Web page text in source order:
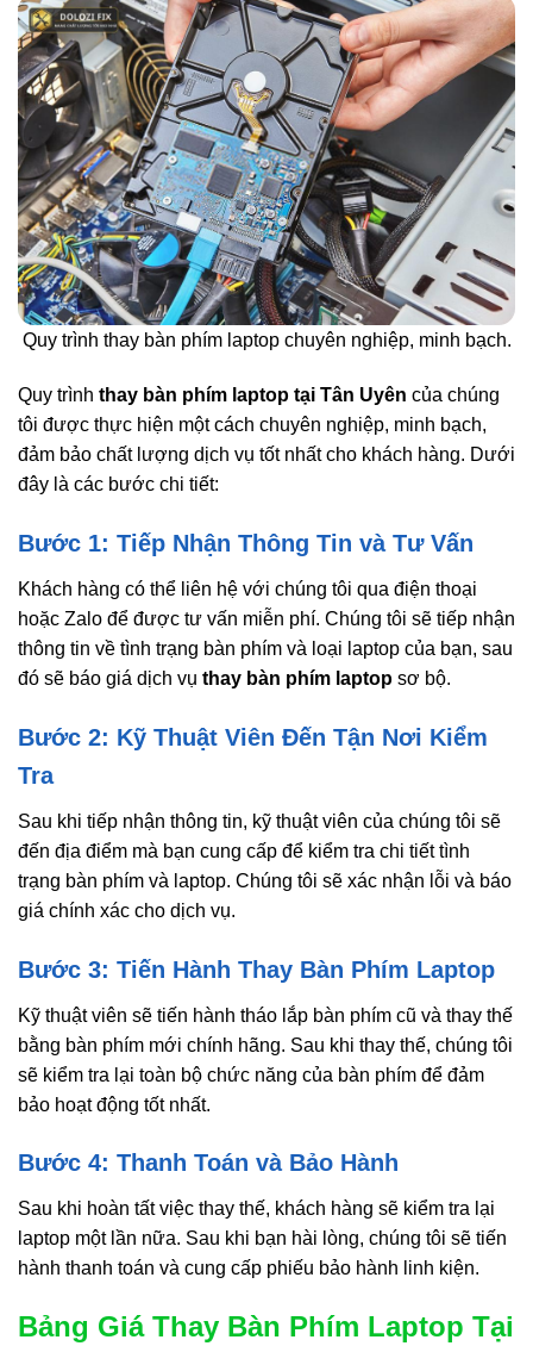
Quy trình thay bàn phím laptop chuyên nghiệp, minh bạch.
Quy trình thay bàn phím laptop tại Tân Uyên của chúng
tôi được thực hiện một cách chuyên nghiệp, minh bạch,
đảm bảo chất lượng dịch vụ tốt nhất cho khách hàng. Dưới
đây là các bước chi tiết:
Bước 1: Tiếp Nhận Thông Tin và Tư Vấn
Khách hàng có thể liên hệ với chúng tôi qua điện thoại
hoặc Zalo để được tư vấn miễn phí. Chúng tôi sẽ tiếp nhận
thông tin về tình trạng bàn phím và loại laptop của bạn, sau
đó sẽ báo giá dịch vụ thay bàn phím laptop sơ bộ.
Bước 2: Kỹ Thuật Viên Đến Tận Nơi Kiểm
Tra
Sau khi tiếp nhận thông tin, kỹ thuật viên của chúng tôi sẽ
đến địa điểm mà bạn cung cấp để kiểm tra chi tiết tình
trạng bàn phím và laptop. Chúng tôi sẽ xác nhận lỗi và báo
giá chính xác cho dịch vụ.
Bước 3: Tiến Hành Thay Bàn Phím Laptop
Kỹ thuật viên sẽ tiến hành tháo lắp bàn phím cũ và thay thế
bằng bàn phím mới chính hãng. Sau khi thay thế, chúng tôi
sẽ kiểm tra lại toàn bộ chức năng của bàn phím để đảm
bảo hoạt động tốt nhất.
Bước 4: Thanh Toán và Bảo Hành
Sau khi hoàn tất việc thay thế, khách hàng sẽ kiểm tra lại
laptop một lần nữa. Sau khi bạn hài lòng, chúng tôi sẽ tiến
hành thanh toán và cung cấp phiếu bảo hành linh kiện.
Bảng Giá Thay Bàn Phím Laptop Tại